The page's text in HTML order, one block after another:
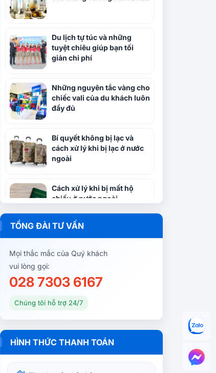
Du lịch tự túc và những
tuyệt chiêu giúp bạn tối
giản chi phí
Những nguyên tắc vàng cho
chiếc vali của du khách luôn
đầy đủ
Bí quyết không bị lạc và
cách xử lý khi bị lạc ở nước
ngoài
Cách xử lý khi bị mất hộ
chiếu ở nước ngoài
Điểm đến lý tưởng cho mùa
đông không lạnh
Những điều cần biết khi phụ
nữ mang thai đi du lịch
9 lưu ý quan trọng khi sử
TỔNG ĐÀI TƯ VẤN
Mọi thắc mắc của Quý khách
vui lòng gọi:
028 7303 6167
Chúng tôi hỗ trợ 24/7
HÌNH THỨC THANH TOÁN